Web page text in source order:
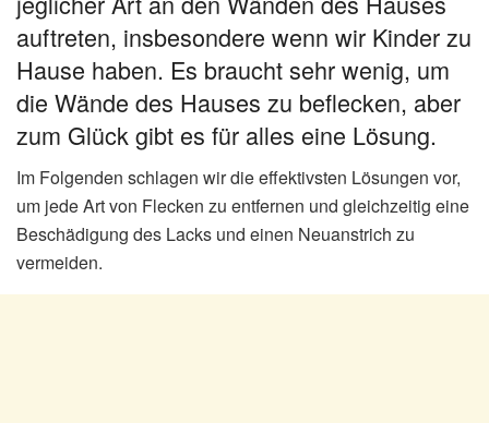
auftreten, insbesondere wenn wir Kinder zu
Hause haben. Es braucht sehr wenig, um
die Wände des Hauses zu beflecken, aber
zum Glück gibt es für alles eine Lösung.
Im Folgenden schlagen wir die effektivsten Lösungen vor,
um jede Art von Flecken zu entfernen und gleichzeitig eine
Beschädigung des Lacks und einen Neuanstrich zu
vermeiden.